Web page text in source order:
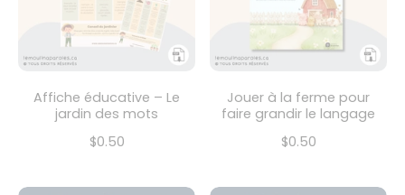
Affiche éducative – Le
jardin des mots
$0.50
Jouer à la ferme pour
faire grandir le langage
$0.50